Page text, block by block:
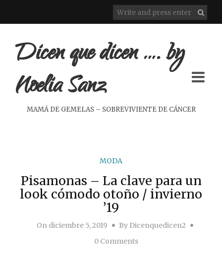
Dicen que dicen …. by
Noelia Sanz
MAMÁ DE GEMELAS – SOBREVIVIENTE DE CÁNCER
MODA
Pisamonas – La clave para un
look cómodo otoño / invierno
’19
Ondiciembre 5, 2019 By Dicenquedicen2
0 Comments